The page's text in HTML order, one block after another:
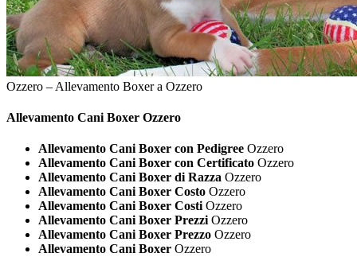
Ozzero – Allevamento Boxer a Ozzero
Allevamento Cani Boxer Ozzero
Allevamento Cani Boxer con Pedigree Ozzero
Allevamento Cani Boxer con Certificato Ozzero
Allevamento Cani Boxer di Razza Ozzero
Allevamento Cani Boxer Costo Ozzero
Allevamento Cani Boxer Costi Ozzero
Allevamento Cani Boxer Prezzi Ozzero
Allevamento Cani Boxer Prezzo Ozzero
Allevamento Cani Boxer Ozzero